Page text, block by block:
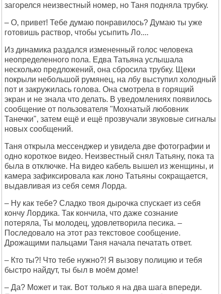
загорелся неизвестный номер, но Таня подняла трубку.
– О, привет! Тебе думаю понравилось? Думаю ты уже
готовишь раствор, чтобы усыпить Ло....
Из динамика раздался измененный голос человека
неопределенного пола. Едва Татьяна услышала
несколько предложений, она сбросила трубку. Щеки
покрыли небольшой румянец, на лбу выступил холодный
пот и закружилась голова. Она смотрела в горящий
экран и не знала что делать. В уведомлениях появилось
сообщение от пользователя "Мохнатый любовник
Танечки", затем ещё и ещё прозвучали звуковые сигналы
новых сообщений.
Таня открыла мессенджер и увидела две фотографии и
одно короткое видео. Неизвестный снял Татьяну, пока та
была в отключке. На видео кабель вышел из женщины, и
камера зафиксировала как лоно Татьяны сокращается,
выдавливая из себя семя Лорда.
– Ну как тебе? Сладко твоя дырочка спускает из себя
кончу Лордика. Так кончила, что даже сознание
потеряла, Ты молодец, удовлетворила песика. –
Последовало на этот раз текстовое сообщение.
Дрожащими пальцами Таня начала печатать ответ.
– Кто ты?! Что тебе нужно?! Я вызову полицию и тебя
быстро найдут, ты был в моём доме!
– Да? Может и так. Вот только я на два шага впереди.